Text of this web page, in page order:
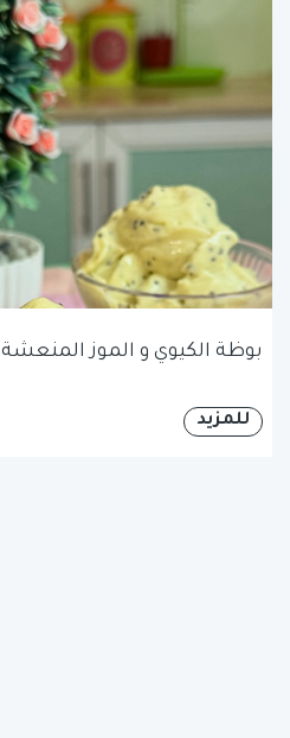
بوظة الكيوي و الموز المنعشة
للمزيد